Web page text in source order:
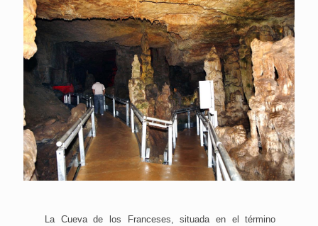
La Cueva de los Franceses, situada en el término